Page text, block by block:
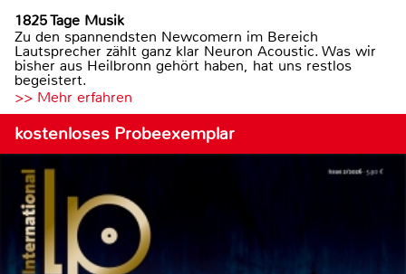
1825 Tage Musik
Zu den spannendsten Newcomern im Bereich
Lautsprecher zählt ganz klar Neuron Acoustic. Was wir
bisher aus Heilbronn gehört haben, hat uns restlos
begeistert.
>> Mehr erfahren
kostenloses Probeexemplar